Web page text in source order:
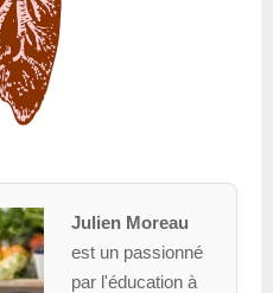
Julien Moreau
est un passionné
par l'éducation à